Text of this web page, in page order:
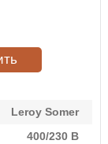
Leroy Somer
400/230 В